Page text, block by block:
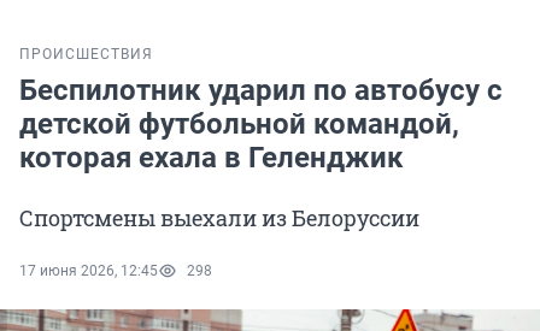
ПРОИСШЕСТВИЯ
Беспилотник ударил по автобусу с
детской футбольной командой,
которая ехала в Геленджик
Спортсмены выехали из Белоруссии
17 июня 2026, 12:45 298